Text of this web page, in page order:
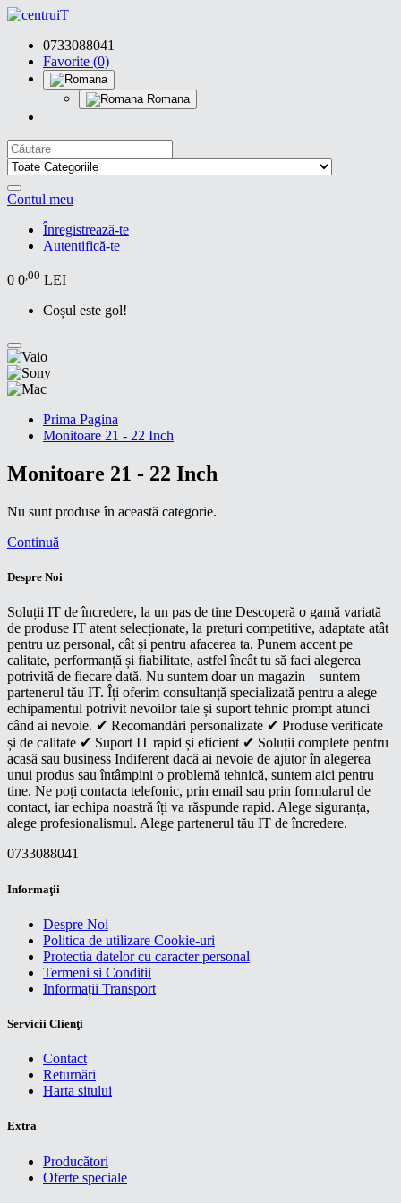
0733088041
Favorite (0)
Romana
Contul meu
Înregistrează-te
Autentifică-te
0 0,00 LEI
Coșul este gol!
Prima Pagina
Monitoare 21 - 22 Inch
Monitoare 21 - 22 Inch
Nu sunt produse în această categorie.
Continuă
Despre Noi
Soluții IT de încredere, la un pas de tine Descoperă o gamă variată
de produse IT atent selecționate, la prețuri competitive, adaptate atât
pentru uz personal, cât și pentru afacerea ta. Punem accent pe
calitate, performanță și fiabilitate, astfel încât tu să faci alegerea
potrivită de fiecare dată. Nu suntem doar un magazin – suntem
partenerul tău IT. Îți oferim consultanță specializată pentru a alege
echipamentul potrivit nevoilor tale și suport tehnic prompt atunci
când ai nevoie. ✔ Recomandări personalizate ✔ Produse verificate
și de calitate ✔ Suport IT rapid și eficient ✔ Soluții complete pentru
acasă sau business Indiferent dacă ai nevoie de ajutor în alegerea
unui produs sau întâmpini o problemă tehnică, suntem aici pentru
tine. Ne poți contacta telefonic, prin email sau prin formularul de
contact, iar echipa noastră îți va răspunde rapid. Alege siguranța,
alege profesionalismul. Alege partenerul tău IT de încredere.
0733088041
Informaţii
Despre Noi
Politica de utilizare Cookie-uri
Protectia datelor cu caracter personal
Termeni si Conditii
Informații Transport
Servicii Clienţi
Contact
Returnări
Harta sitului
Extra
Producători
Oferte speciale